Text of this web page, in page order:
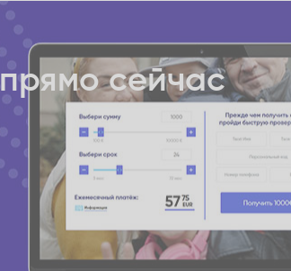
прямо сейчас